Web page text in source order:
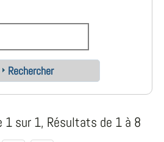
Rechercher
1 sur 1, Résultats de 1 à 8